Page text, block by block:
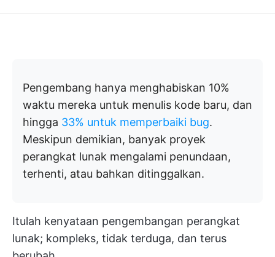
Pengembang hanya menghabiskan 10%
waktu mereka untuk menulis kode baru, dan
hingga 33% untuk memperbaiki bug.
Meskipun demikian, banyak proyek
perangkat lunak mengalami penundaan,
terhenti, atau bahkan ditinggalkan.
Itulah kenyataan pengembangan perangkat
lunak; kompleks, tidak terduga, dan terus